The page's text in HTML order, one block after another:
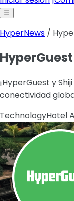
☰
HyperNews /
¡HyperGuest y
conectividad
TechnologyHotel